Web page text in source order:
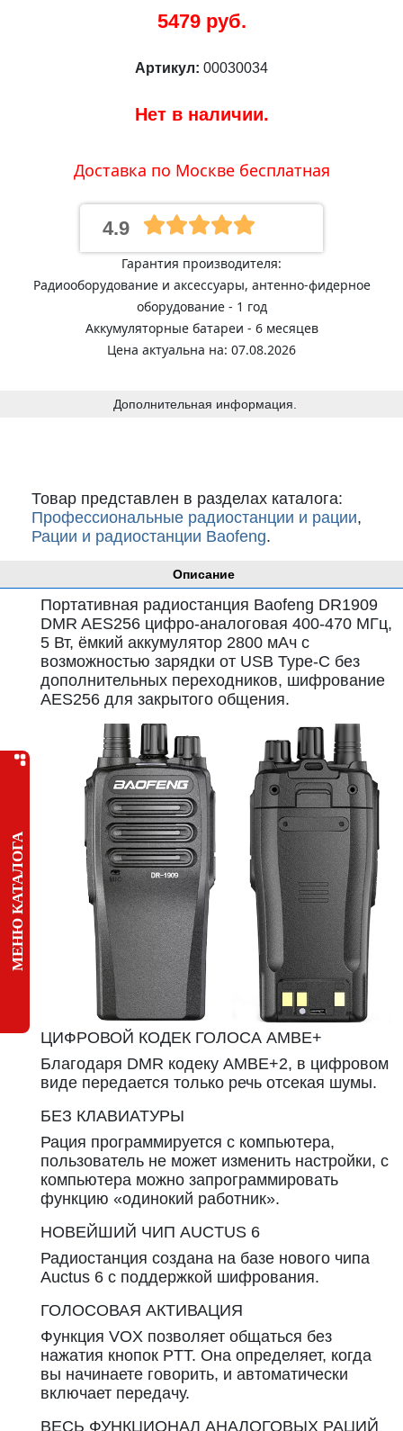
МЕНЮ КАТАЛОГА
Описание
Портативная радиостанция Baofeng DR1909
DMR AES256 цифро-аналоговая 400-470 МГц,
5 Вт, ёмкий аккумулятор 2800 мАч с
возможностью зарядки от USB Type-C без
дополнительных переходников, шифрование
AES256 для закрытого общения.
ЦИФРОВОЙ КОДЕК ГОЛОСА AMBE+
Благодаря DMR кодеку AMBE+2, в цифровом
виде передается только речь отсекая шумы.
БЕЗ КЛАВИАТУРЫ
Рация программируется с компьютера,
пользователь не может изменить настройки, с
компьютера можно запрограммировать
функцию «одинокий работник».
НОВЕЙШИЙ ЧИП AUCTUS 6
Радиостанция создана на базе нового чипа
Auctus 6 с поддержкой шифрования.
ГОЛОСОВАЯ АКТИВАЦИЯ
Функция VOX позволяет общаться без
нажатия кнопок PTT. Она определяет, когда
вы начинаете говорить, и автоматически
включает передачу.
ВЕСЬ ФУНКЦИОНАЛ АНАЛОГОВЫХ РАЦИЙ
5479 руб.
Артикул: 00030034
Нет в наличии.
Доставка по Москве бесплатная
4.9
Гарантия производителя:
Радиооборудование и аксессуары, антенно-фидерное
оборудование - 1 год
Аккумуляторные батареи - 6 месяцев
Цена актуальна на: 07.08.2026
Дополнительная информация.
Товар представлен в разделах каталога:
Профессиональные радиостанции и рации,
Рации и радиостанции Baofeng.